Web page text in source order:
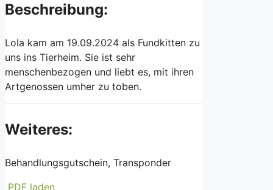
Beschreibung:
Lola kam am 19.09.2024 als Fundkitten zu
uns ins Tierheim. Sie ist sehr
menschenbezogen und liebt es, mit ihren
Artgenossen umher zu toben.
Weiteres:
Behandlungsgutschein, Transponder
PDF laden